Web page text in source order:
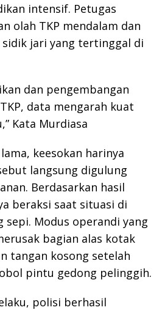
intensif. Petugas
olah TKP mendalam dan
jari yang tertinggal di
dan pengembangan
data mengarah kuat
Kata Murdiasa
keesokan harinya
langsung digulung
Berdasarkan hasil
beraksi saat situasi di
sepi. Modus operandi yang
bagian alas kotak
tangan kosong setelah
pintu gedong pelinggih.
polisi berhasil